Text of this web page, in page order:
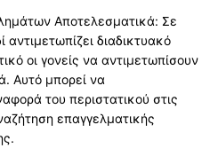
Αποτελεσματικά: Σε
διαδικτυακό
οι γονείς να αντιμετωπίσουν
Αυτό μπορεί να
του περιστατικού στις
επαγγελματικής